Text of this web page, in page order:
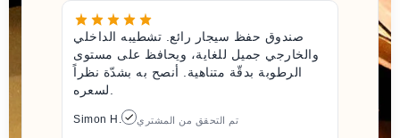
صندوق حفظ سيجار رائع. تشطيبه الداخلي
والخارجي جميل للغاية، ويحافظ على مستوى
الرطوبة بدقّة متناهية. أنصح به بشدّة نظراً
لسعره.
Simon H. تم التحقق من المشتري